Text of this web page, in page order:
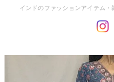
インドのファッションアイテム